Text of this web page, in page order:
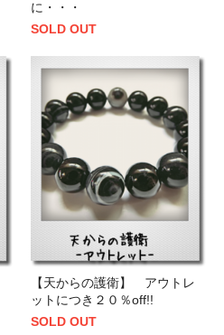
に・・・
SOLD OUT
【天からの護衛】 アウトレ
ットにつき２０％off!!
SOLD OUT